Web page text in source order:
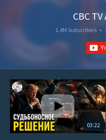
CBC
1.4M Subscribers •
03:22